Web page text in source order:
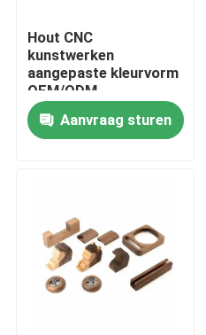
Hout CNC
kunstwerken
aangepaste kleurvorm
OEM/ODM
geaccepteerde plank
bracket bracket
hardware
Aanvraag sturen